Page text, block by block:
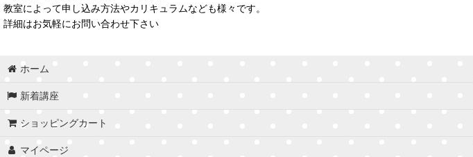
教室によって申し込み方法やカリキュラムなども様々です。
詳細はお気軽にお問い合わせ下さい
ホーム
新着講座
ショッピングカート
マイページ